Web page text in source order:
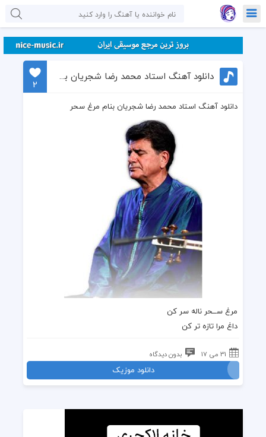
دانلود آهنگ استاد محمد رضا شجریان بنام مرغ سحر
2
دانلود آهنگ استاد محمد رضا شجریان بنام مرغ سحر
مرغ ســحر ناله سر کن
داغ مرا تازه تر کن
31 می 17 بدون دیدگاه
دانلود موزیک